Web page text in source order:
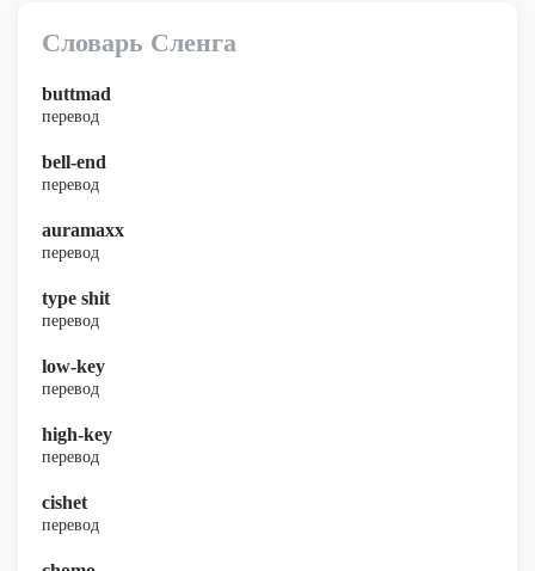
Словарь Сленга
buttmad
перевод
bell-end
перевод
auramaxx
перевод
type shit
перевод
low-key
перевод
high-key
перевод
cishet
перевод